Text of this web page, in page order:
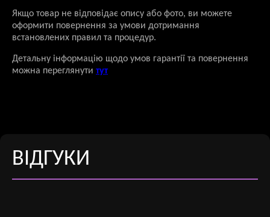
Якщо товар не відповідає опису або фото, ви можете
оформити повернення за умови дотримання
встановлених правил та процедур.
Детальну інформацію щодо умов гарантії та повернення
можна переглянути тут
ВІДГУКИ